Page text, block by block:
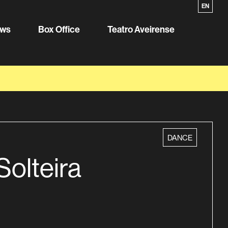
Box Office Teatro Aveirense
EN
category
DANCE